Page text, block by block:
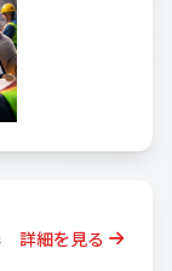
詳細を見る